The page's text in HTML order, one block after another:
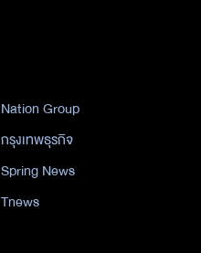
Nation Group
กรุงเทพธุรกิจ
Spring News
Tnews